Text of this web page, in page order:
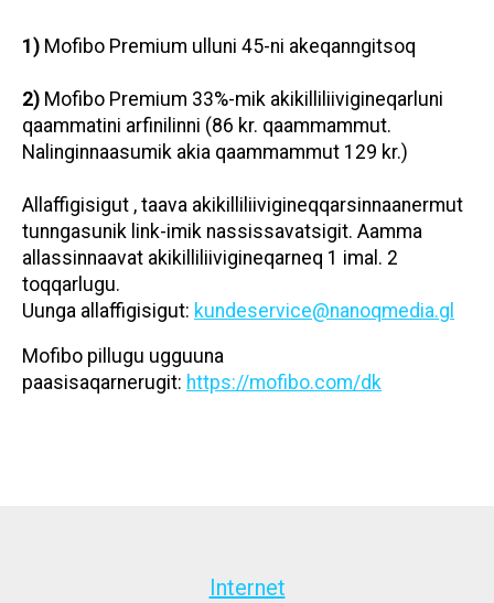
1) Mofibo Premium ulluni 45-ni akeqanngitsoq
2) Mofibo Premium 33%-mik akikilliliivigineqarluni
qaammatini arfinilinni (86 kr. qaammammut.
Nalinginnaasumik akia qaammammut 129 kr.)
Allaffigisigut , taava akikilliliivigineqqarsinnaanermut
tunngasunik link-imik nassissavatsigit. Aamma
allassinnaavat akikilliliivigineqarneq 1 imal. 2
toqqarlugu.
Uunga allaffigisigut: kundeservice@nanoqmedia.gl
Mofibo pillugu ugguuna
paasisaqarnerugit: https://mofibo.com/dk
Internet